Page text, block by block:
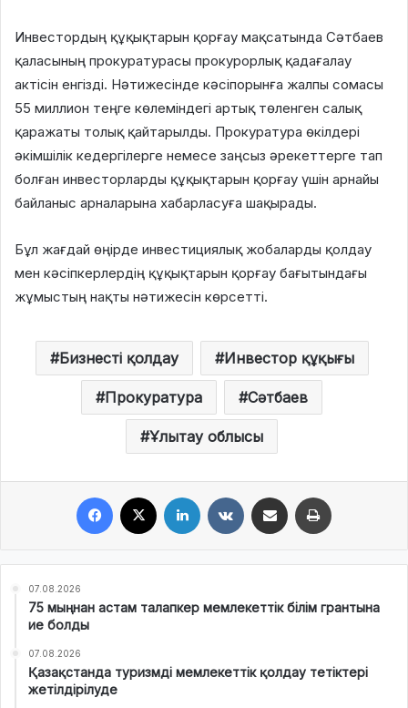
Инвестордың құқықтарын қорғау мақсатында Сәтбаев
қаласының прокуратурасы прокурорлық қадағалау
актісін енгізді. Нәтижесінде кәсіпорынға жалпы сомасы
55 миллион теңге көлеміндегі артық төленген салық
қаражаты толық қайтарылды. Прокуратура өкілдері
әкімшілік кедергілерге немесе заңсыз әрекеттерге тап
болған инвесторларды құқықтарын қорғау үшін арнайы
байланыс арналарына хабарласуға шақырады.
Бұл жағдай өңірде инвестициялық жобаларды қолдау
мен кәсіпкерлердің құқықтарын қорғау бағытындағы
жұмыстың нақты нәтижесін көрсетті.
Бизнесті қолдау Инвестор құқығы
Прокуратура Сәтбаев
Ұлытау облысы
07.08.2026
75 мыңнан астам талапкер мемлекеттік білім грантына
ие болды
07.08.2026
Қазақстанда туризмді мемлекеттік қолдау тетіктері
жетілдірілуде